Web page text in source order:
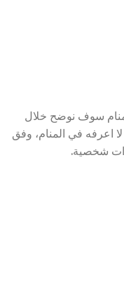
سوف نوضح خلال
اعرفه في المنام، وفق
شخصية.